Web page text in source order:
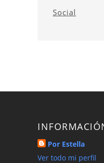
Social
Por Estella
Ver todo mi perfil